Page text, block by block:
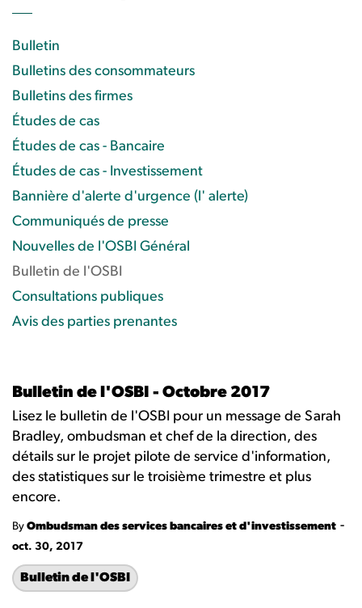
Bulletin de l'OSBI - Octobre 2017
Lisez le bulletin de l'OSBI pour un message de Sarah
Bradley, ombudsman et chef de la direction, des
détails sur le projet pilote de service d'information,
des statistiques sur le troisième trimestre et plus
encore.
By Ombudsman des services bancaires et d'investissement -
oct. 30, 2017
Bulletin de l'OSBI
Bulletin
Bulletins des consommateurs
Bulletins des firmes
Études de cas
Études de cas - Bancaire
Études de cas - Investissement
Bannière d'alerte d'urgence (l' alerte)
Communiqués de presse
Nouvelles de l'OSBI Général
Bulletin de l'OSBI
Consultations publiques
Avis des parties prenantes